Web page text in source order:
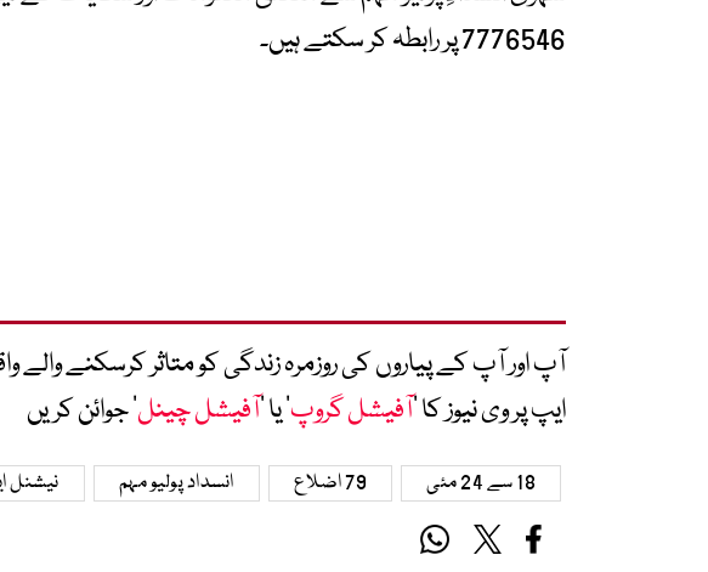
7776546 پر رابطہ کر سکتے ہیں۔
آپ اور آپ کے پیاروں کی روزمرہ زندگی کو متاثر کرسکنے
ایپ پر وی نیوز کا ’آفیشل گروپ‘ یا ’آفیشل چینل‘ جوائن کریں
18 سے 24 مئی 79 اضلاع انسداد پولیو مہم نیشنل